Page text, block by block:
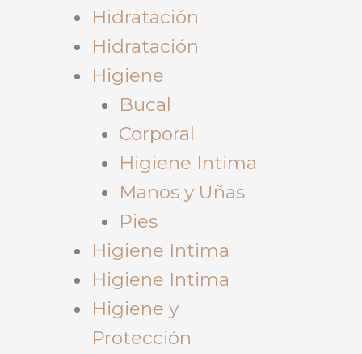
Hidratación
Hidratación
Higiene
Bucal
Corporal
Higiene Intima
Manos y Uñas
Pies
Higiene Intima
Higiene Intima
Higiene y
Protección